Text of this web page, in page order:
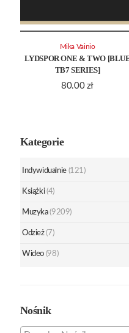
LYDSPOR ONE & TWO
TB7 SERIES]
80.00 zł
Mika Vainio
Kategorie
Indywidualnie (121)
Książki (4)
Muzyka (9209)
Odzież (7)
Wideo (98)
Nośnik